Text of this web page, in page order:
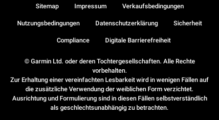
© Garmin Ltd. oder deren Tochtergesellschaften. Alle Rechte
vorbehalten.
Zur Erhaltung einer vereinfachten Lesbarkeit wird in wenigen Fällen auf
die zusätzliche Verwendung der weiblichen Form verzichtet.
Ausrichtung und Formulierung sind in diesen Fällen selbstverständlich
als geschlechtsunabhängig zu betrachten.
Sitemap Impressum Verkaufsbedingungen
Nutzungsbedingungen Datenschutzerklärung Sicherheit
Compliance Digitale Barrierefreiheit